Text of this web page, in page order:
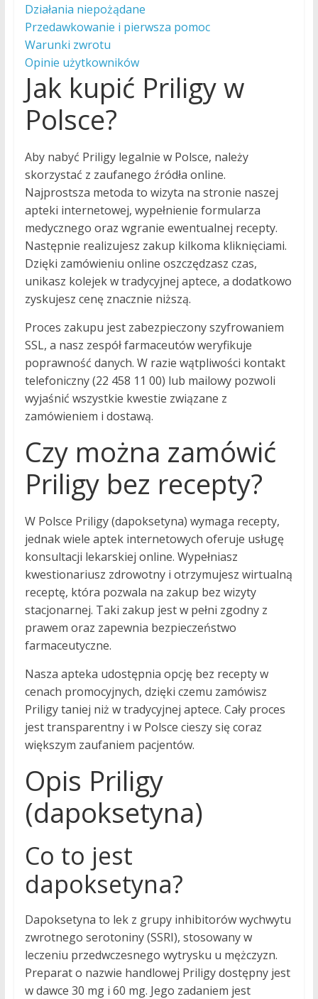
Działania niepożądane
Przedawkowanie i pierwsza pomoc
Warunki zwrotu
Opinie użytkowników
Jak kupić Priligy w
Polsce?
Aby nabyć Priligy legalnie w Polsce, należy
skorzystać z zaufanego źródła online.
Najprostsza metoda to wizyta na stronie naszej
apteki internetowej, wypełnienie formularza
medycznego oraz wgranie ewentualnej recepty.
Następnie realizujesz zakup kilkoma kliknięciami.
Dzięki zamówieniu online oszczędzasz czas,
unikasz kolejek w tradycyjnej aptece, a dodatkowo
zyskujesz cenę znacznie niższą.
Proces zakupu jest zabezpieczony szyfrowaniem
SSL, a nasz zespół farmaceutów weryfikuje
poprawność danych. W razie wątpliwości kontakt
telefoniczny (22 458 11 00) lub mailowy pozwoli
wyjaśnić wszystkie kwestie związane z
zamówieniem i dostawą.
Czy można zamówić
Priligy bez recepty?
W Polsce Priligy (dapoksetyna) wymaga recepty,
jednak wiele aptek internetowych oferuje usługę
konsultacji lekarskiej online. Wypełniasz
kwestionariusz zdrowotny i otrzymujesz wirtualną
receptę, która pozwala na zakup bez wizyty
stacjonarnej. Taki zakup jest w pełni zgodny z
prawem oraz zapewnia bezpieczeństwo
farmaceutyczne.
Nasza apteka udostępnia opcję bez recepty w
cenach promocyjnych, dzięki czemu zamówisz
Priligy taniej niż w tradycyjnej aptece. Cały proces
jest transparentny i w Polsce cieszy się coraz
większym zaufaniem pacjentów.
Opis Priligy
(dapoksetyna)
Co to jest
dapoksetyna?
Dapoksetyna to lek z grupy inhibitorów wychwytu
zwrotnego serotoniny (SSRI), stosowany w
leczeniu przedwczesnego wytrysku u mężczyzn.
Preparat o nazwie handlowej Priligy dostępny jest
w dawce 30 mg i 60 mg. Jego zadaniem jest